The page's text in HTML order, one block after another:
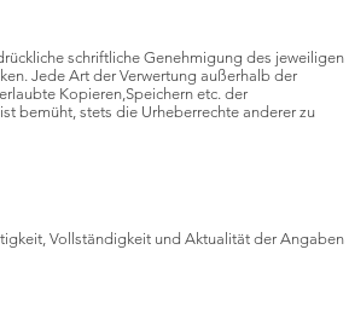
schriftliche Genehmigung des jeweiligen
Jede Art der Verwertung außerhalb der
Kopieren,Speichern etc. der
bemüht, stets die Urheberrechte anderer zu
Vollständigkeit und Aktualität der Angaben